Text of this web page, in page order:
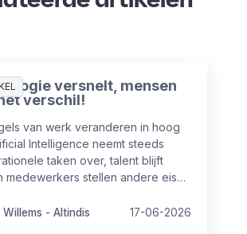
versnelt, mensen
verschil!
van werk veranderen in hoog
Intelligence neemt steeds
taken over, talent blijft
medewerkers stellen andere eisen
een fundamentele verschuiving.
Willems - Altindis 17-06-2026